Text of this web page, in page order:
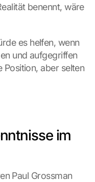
benennt, wäre
es helfen, wenn
und aufgegriffen
Position, aber selten
im
Paul Grossman